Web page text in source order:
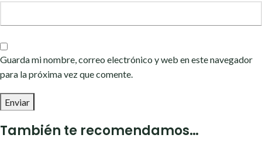
Guarda mi nombre, correo electrónico y web en este navegador
para la próxima vez que comente.
También te recomendamos…